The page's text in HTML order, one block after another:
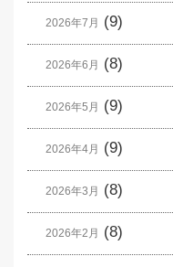
2026年7月 (9)
2026年6月 (8)
2026年5月 (9)
2026年4月 (9)
2026年3月 (8)
2026年2月 (8)